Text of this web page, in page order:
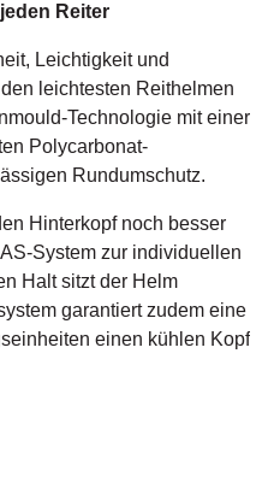
Reiter
Leichtigkeit und
leichtesten Reithelmen
Technologie mit einer
Polycarbonat-
Rundumschutz.
Hinterkopf noch besser
System zur individuellen
Halt sitzt der Helm
garantiert zudem eine
einen kühlen Kopf